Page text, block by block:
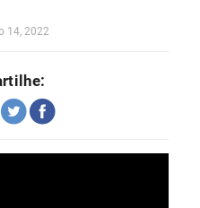
14, 2022